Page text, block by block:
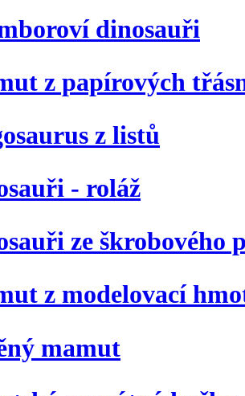
dinosauři
z papírových
z listů
- roláž
ze škrobového
z modelovací
mamut